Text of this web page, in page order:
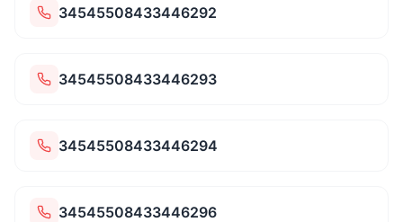
34545508433446292
34545508433446293
34545508433446294
34545508433446296